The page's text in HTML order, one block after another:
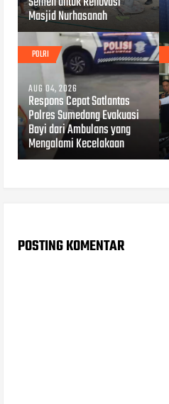
Masjid Nurhasanah
POLRI
AUG 04, 2026
Respons Cepat Satlantas
Polres Sumedang Evakuasi
Bayi dari Ambulans yang
Mengalami Kecelakaan
POSTING KOMENTAR